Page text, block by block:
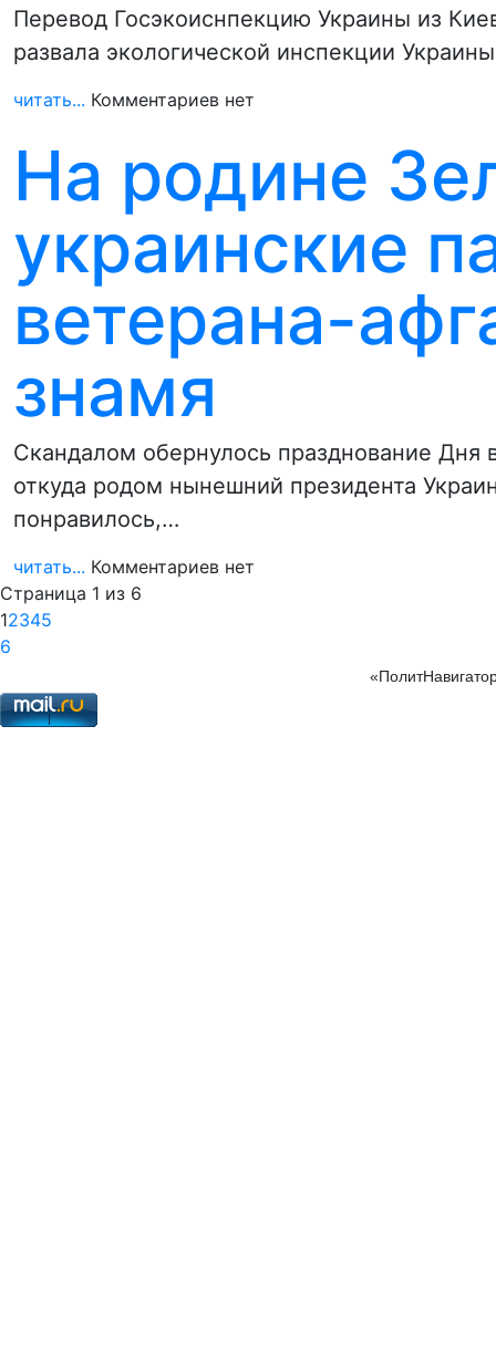
Перевод Госэкоиснпекцию Украины из
развала экологической инспекции
читать... Комментариев нет
На родине
украинские
ветерана-
знамя
Скандалом обернулось празднование Дня
откуда родом нынешний президента
понравилось,…
читать... Комментариев нет
Страница 1 из 6
12345
6